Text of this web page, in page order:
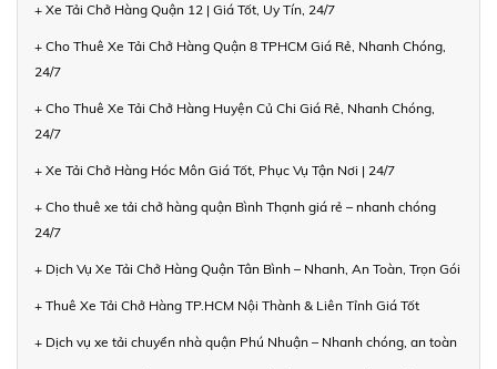
+ Xe Tải Chở Hàng Quận 12 | Giá Tốt, Uy Tín, 24/7
+ Cho Thuê Xe Tải Chở Hàng Quận 8 TPHCM Giá Rẻ, Nhanh Chóng,
24/7
+ Cho Thuê Xe Tải Chở Hàng Huyện Củ Chi Giá Rẻ, Nhanh Chóng,
24/7
+ Xe Tải Chở Hàng Hóc Môn Giá Tốt, Phục Vụ Tận Nơi | 24/7
+ Cho thuê xe tải chở hàng quận Bình Thạnh giá rẻ – nhanh chóng
24/7
+ Dịch Vụ Xe Tải Chở Hàng Quận Tân Bình – Nhanh, An Toàn, Trọn Gói
+ Thuê Xe Tải Chở Hàng TP.HCM Nội Thành & Liên Tỉnh Giá Tốt
+ Dịch vụ xe tải chuyển nhà quận Phú Nhuận – Nhanh chóng, an toàn